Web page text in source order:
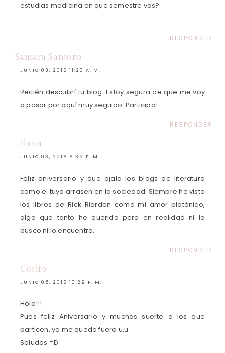
estudias medicina en que semestre vas?
RESPONDER
Samara Santoro
JUNIO 03, 2016 11:20 A. M.
Recién descubrí tu blog. Estoy segura de que me voy
a pasar por aquí muy seguido. Participo!.
RESPONDER
Ilana
JUNIO 03, 2016 6:39 P. M.
Feliz aniversario y que ojala los blogs de literatura
como el tuyo arrasen en la sociedad. Siempre he visto
los libros de Rick Riordan como mi amor platónico,
algo que tanto he querido pero en realidad ni lo
busco ni lo encuentro.
RESPONDER
Cotito
JUNIO 05, 2016 10:29 P. M.
Hola!!!
Pues feliz Aniversario y muchas suerte a los que
particen, yo me quedo fuera u.u
Saludos =D